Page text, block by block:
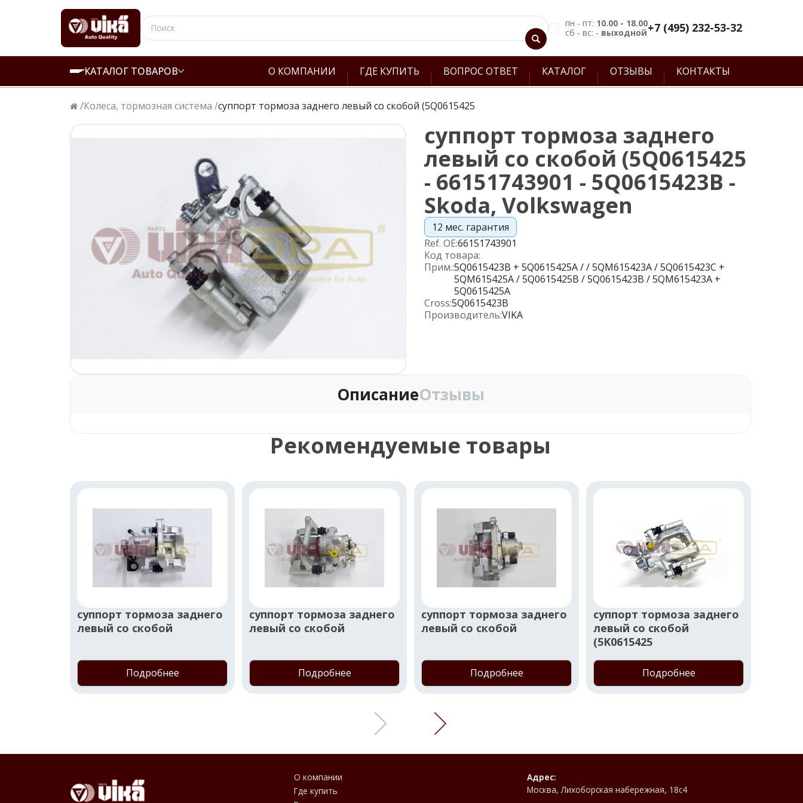
пн - пт: 10.00 - 18.00
сб - вс: - выходной+7 (495) 232-53-32
КАТАЛОГ ТОВАРОВ О КОМПАНИИ ГДЕ КУПИТЬ ВОПРОС ОТВЕТ КАТАЛОГ ОТЗЫВЫ КОНТАКТЫ
/Колеса, тормозная система /суппорт тормоза заднего левый со скобой (5Q0615425
суппорт тормоза заднего
левый со скобой (5Q0615425
- 66151743901 - 5Q0615423B -
Skoda, Volkswagen
12 мес. гарантия
Ref. OE:66151743901
Код товара:
Прим.:5Q0615423B + 5Q0615425A / / 5QM615423A / 5Q0615423C +
5QM615425A / 5Q0615425B / 5Q0615423B / 5QM615423A +
5Q0615425A
Cross:5Q0615423B
Производитель:VIKA
ОписаниеОтзывы
Рекомендуемые товары
суппорт тормоза заднего
левый со скобой
Подробнее
суппорт тормоза заднего
левый со скобой
Подробнее
суппорт тормоза заднего
левый со скобой
Подробнее
суппорт тормоза заднего
левый со скобой
(5K0615425
Подробнее
О компании
Где купить
Адрес:
Москва, Лихоборская набережная, 18с4